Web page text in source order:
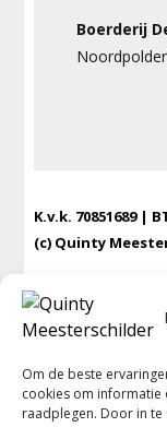
Om de beste
cookies om informatie
raadplegen. Door in te
Boerderij
K.v.k. 70851689 |
(c) Quinty
MEER
Privacybeleid
Algemene